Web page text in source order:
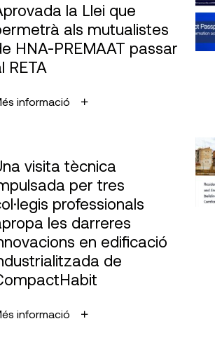
la Llei que
als mutualistes
HNA-PREMAAT passar
RETA
informació
visita tècnica
per tres
professionals
les darreres
en edificació
de
informació